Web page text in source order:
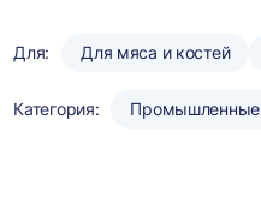
Для: Для мяса и костей
Категория: Промышленные